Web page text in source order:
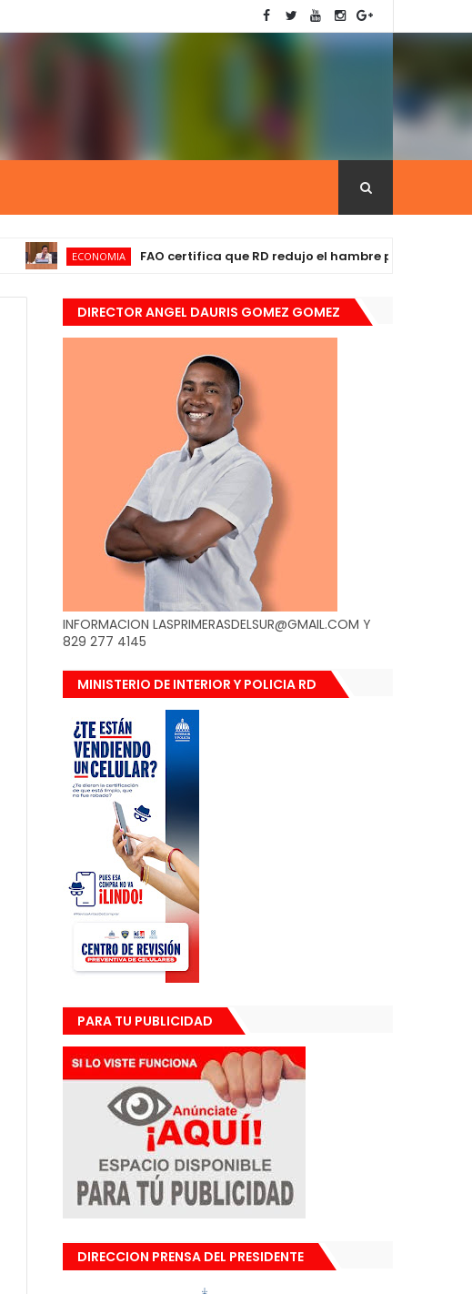
ECONOMIA FAO certifica que RD redujo el hambre por debajo de 2,5 %
DIRECTOR ANGEL DAURIS GOMEZ GOMEZ
INFORMACION LASPRIMERASDELSUR@GMAIL.COM Y
829 277 4145
MINISTERIO DE INTERIOR Y POLICIA RD
PARA TU PUBLICIDAD
DIRECCION PRENSA DEL PRESIDENTE